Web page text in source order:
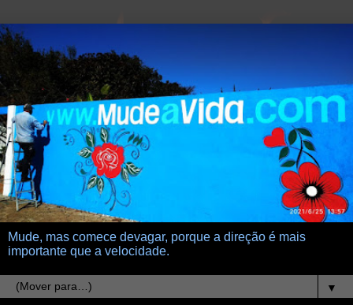
Mude, mas comece devagar, porque a direção é mais
importante que a velocidade.
▼